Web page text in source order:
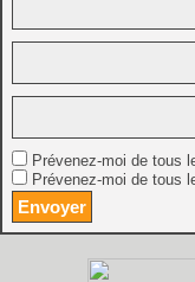
Prévenez-moi de tous
Prévenez-moi de tous